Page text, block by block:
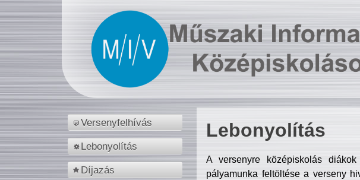
Versenyfelhívás
Lebonyolítás
Díjazás
Lebonyolítás
A versenyre középiskolás
pályamunka feltöltése a verseny